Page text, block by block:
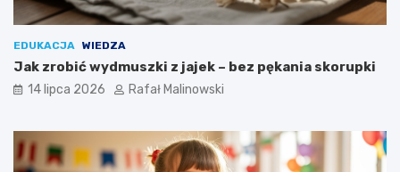
EDUKACJA WIEDZA
Jak zrobić wydmuszki z jajek – bez pękania skorupki
14 lipca 2026 Rafał Malinowski